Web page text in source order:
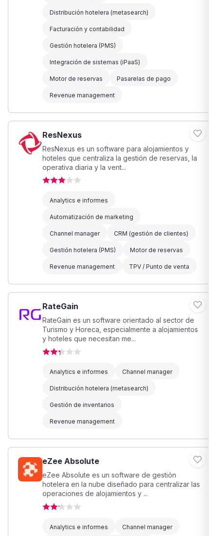
Distribución hotelera (metasearch)
Facturación y contabilidad
Gestión hotelera (PMS)
Integración de sistemas (iPaaS)
Motor de reservas Pasarelas de pago
Revenue management
ResNexus
ResNexus es un software para alojamientos y
hoteles que centraliza la gestión de reservas, la
operativa diaria y la vent...
Analytics e informes
Automatización de marketing
Channel manager CRM (gestión de clientes)
Gestión hotelera (PMS) Motor de reservas
Revenue management TPV / Punto de venta
RateGain
RateGain es un software orientado al sector de
Turismo y Horeca, especialmente a alojamientos
y hoteles que necesitan me...
Analytics e informes Channel manager
Distribución hotelera (metasearch)
Gestión de inventarios
Revenue management
eZee Absolute
eZee Absolute es un software de gestión
hotelera en la nube diseñado para centralizar las
operaciones de alojamientos y ...
Analytics e informes Channel manager